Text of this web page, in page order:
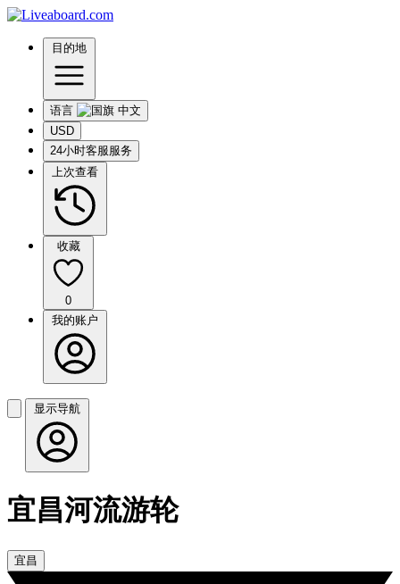
目的地
语言
USD
24小时客服服务
上次查看
收藏
0
我的账户
显示导航
宜昌河流游轮
宜昌